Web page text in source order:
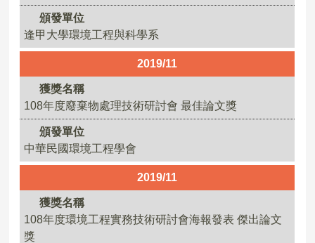
頒發單位
逢甲大學環境工程與科學系
2019/11
獲獎名稱
108年度廢棄物處理技術研討會 最佳論文獎
頒發單位
中華民國環境工程學會
2019/11
獲獎名稱
108年度環境工程實務技術研討會海報發表 傑出論文
獎